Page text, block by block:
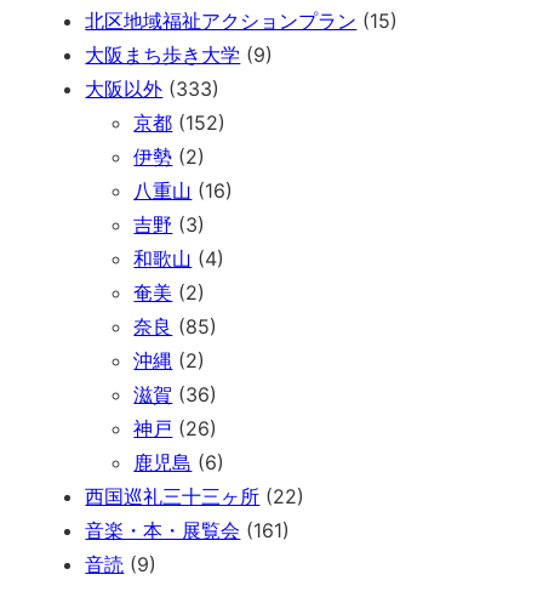
北区地域福祉アクションプラン (15)
大阪まち歩き大学 (9)
大阪以外 (333)
京都 (152)
伊勢 (2)
八重山 (16)
吉野 (3)
和歌山 (4)
奄美 (2)
奈良 (85)
沖縄 (2)
滋賀 (36)
神戸 (26)
鹿児島 (6)
西国巡礼三十三ヶ所 (22)
音楽・本・展覧会 (161)
音読 (9)